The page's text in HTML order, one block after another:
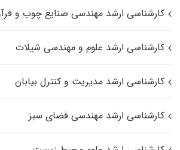
کارشناسی ارشد مهندسی صنایع چوب و
کارشناسی ارشد علوم و مهندسی شیلات
کارشناسی ارشد مدیریت و کنترل بیابان
کارشناسی ارشد مهندسی فضای سبز